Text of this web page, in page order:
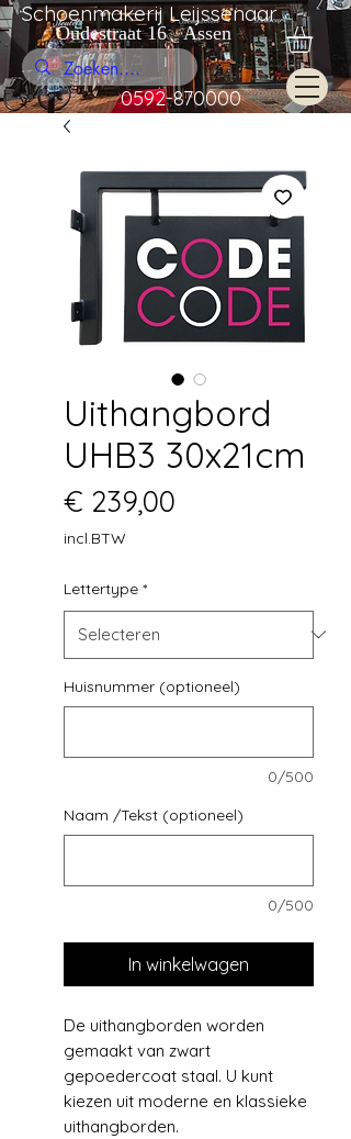
Schoenmakerij Leijssenaar
Oudestraat 16 Assen
0592-870000
Uithangbord
UHB3 30x21cm
€ 239,00
incl.BTW
Lettertype *
Huisnummer (optioneel)
0/500
Naam /Tekst (optioneel)
0/500
In winkelwagen
De uithangborden worden
gemaakt van zwart
gepoedercoat staal. U kunt
kiezen uit moderne en klassieke
uithangborden.